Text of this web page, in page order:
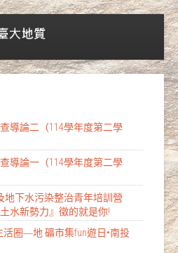
導論二（114學年度第二學
導論一（114學年度第二學
地下水污染整治青年培訓營
水新勢力』徵的就是你!
活圈―地 礦市集fun遊日•南投